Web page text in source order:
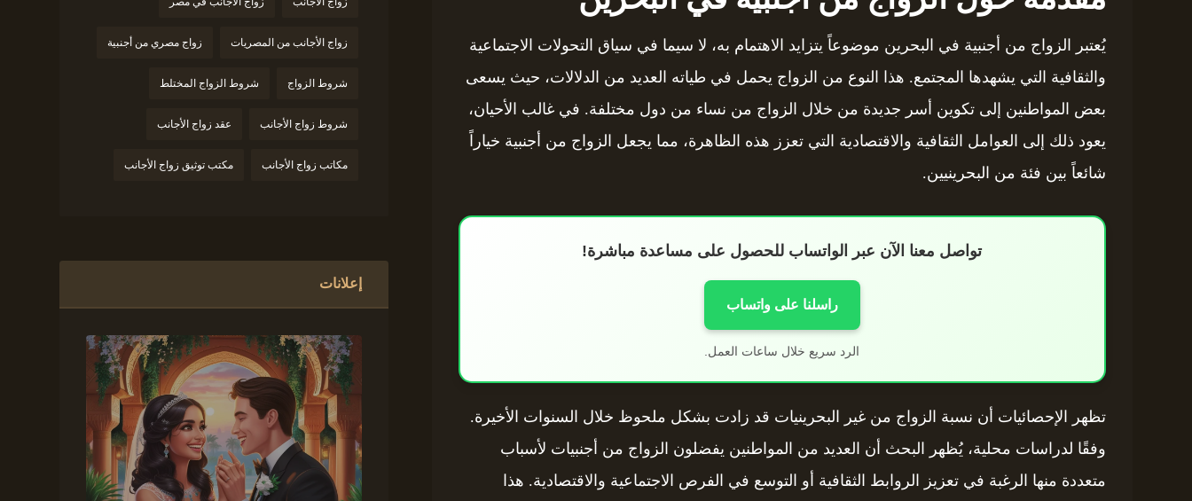
يُعتبر الزواج من أجنبية في البحرين موضوعاً يتزايد الاهتمام به، لا سيما في سياق التحولات الاجتماعية
والثقافية التي يشهدها المجتمع. هذا النوع من الزواج يحمل في طياته العديد من الدلالات، حيث يسعى
بعض المواطنين إلى تكوين أسر جديدة من خلال الزواج من نساء من دول مختلفة. في غالب الأحيان،
يعود ذلك إلى العوامل الثقافية والاقتصادية التي تعزز هذه الظاهرة، مما يجعل الزواج من أجنبية خياراً
شائعاً بين فئة من البحرينيين.
تواصل معنا الآن عبر الواتساب للحصول على مساعدة مباشرة!
راسلنا على واتساب
الرد سريع خلال ساعات العمل.
تظهر الإحصائيات أن نسبة الزواج من غير البحرينيات قد زادت بشكل ملحوظ خلال السنوات الأخيرة.
وفقًا لدراسات محلية، يُظهر البحث أن العديد من المواطنين يفضلون الزواج من أجنبيات لأسباب
متعددة منها الرغبة في تعزيز الروابط الثقافية أو التوسع في الفرص الاجتماعية والاقتصادية. هذا
زواج الأجانب من المصريات زواج مصري من أجنبية
شروط الزواج شروط الزواج المختلط
شروط زواج الأجانب عقد زواج الأجانب
مكاتب زواج الأجانب مكتب توثيق زواج الأجانب
إعلانات